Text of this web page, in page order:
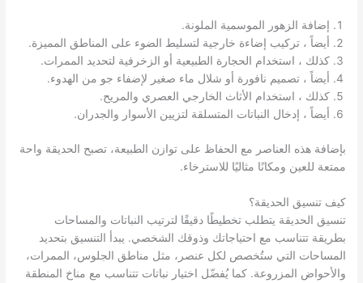
إضافة الزهور الموسمية الملونة.
أيضاً ، تركيب إضاءة خارجية لتسليط الضوء على المناطق المميزة.
كذلك ، استخدام الحجارة الطبيعية أو الزخرفية لتحديد الممرات.
أيضاً ، تصميم نافورة أو شلال ماء صغير لإضفاء جو من الهدوء.
كذلك ، استخدام الأثاث الخارجي العصري والمريح.
أيضاً ، إدخال النباتات المتسلقة لتزيين الأسوار والجدران.
بإضافة هذه العناصر مع الحفاظ على توازن الطبيعة، تصبح الحديقة واحة
ممتعة للعين ومكانًا مثاليًا للاسترخاء.
كيف تنسيق الحديقة؟
تنسيق الحديقة يتطلب تخطيطًا دقيقًا لترتيب النباتات والمساحات
بطريقة تتناسب مع احتياجاتك وذوقك الشخصي. يبدأ التنسيق بتحديد
المساحات التي ستُخصص لكل عنصر، مثل مناطق الجلوس، الممرات،
والأحواض المزروعة. كما يُفضّل اختيار نباتات تتناسب مع مناخ المنطقة